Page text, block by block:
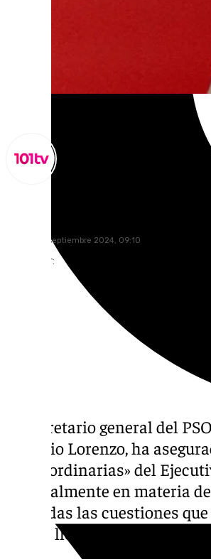
martes, 10 septiembre 2024, 09:10
Compartir:
El secretario general del
Antonio Lorenzo, ha
«extraordinarias» del
especialmente en materia
«en todas las cuestiones
nunca llegó a solucionar».